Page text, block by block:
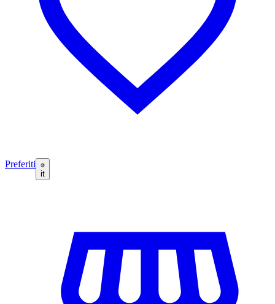
Preferiti
it